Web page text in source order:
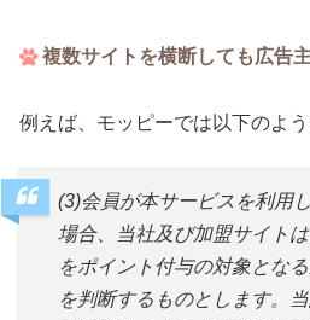
複数サイトを横断しても広告
例えば、モッピーでは以下のよう
(3)会員が本サービスを利用
場合、当社及び加盟サイト
をポイント付与の対象とな
を判断するものとします。